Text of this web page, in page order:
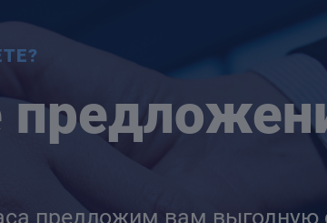
предложим вам выгодную